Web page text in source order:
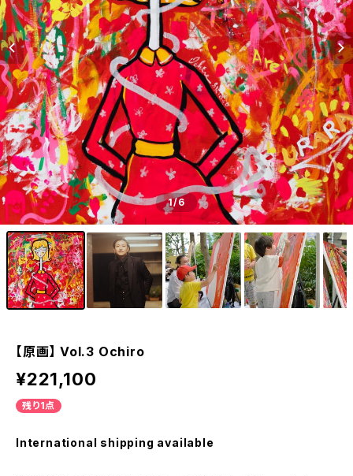
1/6
【原画】 Vol.3 Ochiro
¥221,100
残り1点
International shipping available